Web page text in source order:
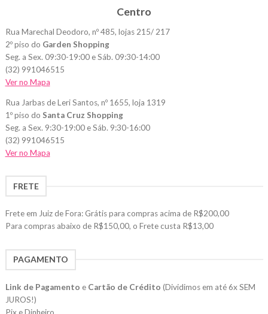
Centro
Rua Marechal Deodoro, nº 485, lojas 215/ 217
2º piso do Garden Shopping
Seg. a Sex. 09:30-19:00 e Sáb. 09:30-14:00
(32) 991046515
Ver no Mapa
Rua Jarbas de Leri Santos, nº 1655, loja 1319
1º piso do Santa Cruz Shopping
Seg. a Sex. 9:30-19:00 e Sáb. 9:30-16:00
(32) 991046515
Ver no Mapa
FRETE
Frete em Juiz de Fora: Grátis para compras acima de R$200,00
Para compras abaixo de R$150,00, o Frete custa R$13,00
PAGAMENTO
Link de Pagamento e Cartão de Crédito (Dividimos em até 6x SEM
JUROS!)